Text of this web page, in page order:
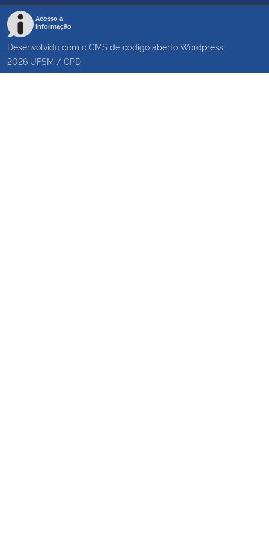
Acesso à
Informação
Desenvolvido com o CMS de código aberto Wordpress
2026 UFSM / CPD